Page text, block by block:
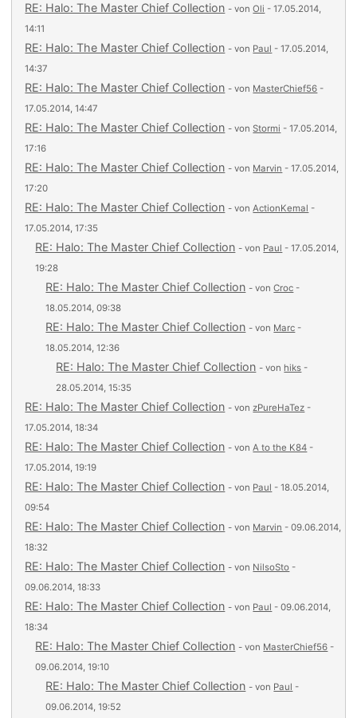
RE: Halo: The Master Chief Collection - vonOli - 17.05.2014,
14:11
RE: Halo: The Master Chief Collection - von Paul - 17.05.2014,
14:37
RE: Halo: The Master Chief Collection - von MasterChief56 -
17.05.2014, 14:47
RE: Halo: The Master Chief Collection - vonStormi - 17.05.2014,
17:16
RE: Halo: The Master Chief Collection - von Marvin - 17.05.2014,
17:20
RE: Halo: The Master Chief Collection - vonActionKemal -
17.05.2014, 17:35
RE: Halo: The Master Chief Collection - von Paul - 17.05.2014,
19:28
RE: Halo: The Master Chief Collection - vonCroc -
18.05.2014, 09:38
RE: Halo: The Master Chief Collection - von Marc -
18.05.2014, 12:36
RE: Halo: The Master Chief Collection - von hiks -
28.05.2014, 15:35
RE: Halo: The Master Chief Collection - vonzPureHaTez -
17.05.2014, 18:34
RE: Halo: The Master Chief Collection - vonA to the K84 -
17.05.2014, 19:19
RE: Halo: The Master Chief Collection - von Paul - 18.05.2014,
09:54
RE: Halo: The Master Chief Collection - von Marvin - 09.06.2014,
18:32
RE: Halo: The Master Chief Collection - von NilsoSto -
09.06.2014, 18:33
RE: Halo: The Master Chief Collection - von Paul - 09.06.2014,
18:34
RE: Halo: The Master Chief Collection - von MasterChief56 -
09.06.2014, 19:10
RE: Halo: The Master Chief Collection - von Paul -
09.06.2014, 19:52